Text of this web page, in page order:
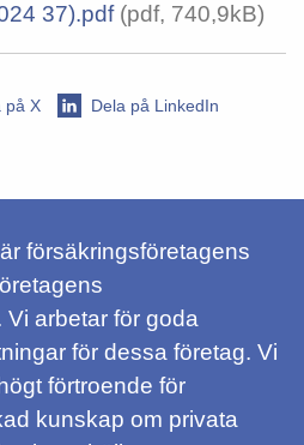
37).pdf(pdf, 740,9kB)
på X
Dela på LinkedIn
är försäkringsföretagens
arbetar för goda
för dessa företag. Vi
förtroende för
kunskap om privata